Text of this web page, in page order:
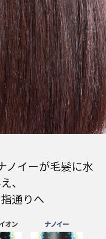
ノイーが毛髪に水
、
通りへ